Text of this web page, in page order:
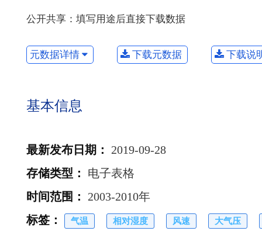
公开共享：填写用途后直接下载数据
元数据详情 下载元数据 下载说
基本信息
最新发布日期 ：
2019-09-28
存储类型 ：
电子表格
时间范围 ：
2003-2010年
标签 ： 气温 相对湿度 风速 大气压